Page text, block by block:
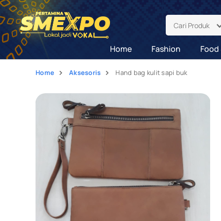
Cari Produk
Home Fashion Food
Home Aksesoris Hand bag kulit sapi buk